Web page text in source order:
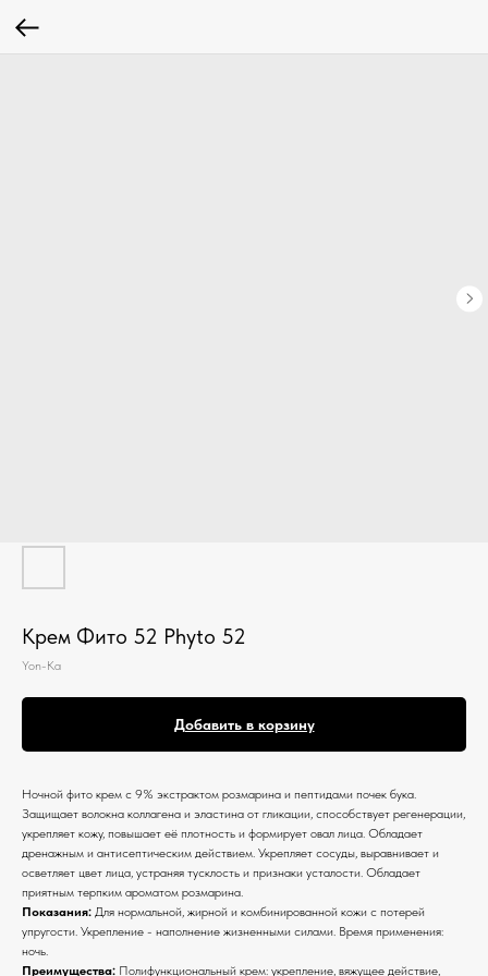
Крем Фито 52 Phyto 52
Yon-Ka
Добавить в корзину
Ночной фито крем с 9% экстрактом розмарина и пептидами почек бука.
Защищает волокна коллагена и эластина от гликации, способствует регенерации,
укрепляет кожу, повышает её плотность и формирует овал лица. Обладает
дренажным и антисептическим действием. Укрепляет сосуды, выравнивает и
осветляет цвет лица, устраняя тусклость и признаки усталости. Обладает
приятным терпким ароматом розмарина.
Показания: Для нормальной, жирной и комбинированной кожи с потерей
упругости. Укрепление - наполнение жизненными силами. Время применения:
ночь.
Преимущества: Полифункциональный крем: укрепление, вяжущее действие,